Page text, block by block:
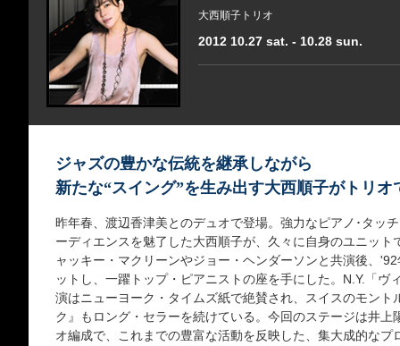
大西順子トリオ
2012 10.27 sat. - 10.28 sun.
ジャズの豊かな伝統を継承しながら
新たな“スイング”を生み出す大西順子がトリオ
昨年春、渡辺香津美とのデュオで登場。強力なピアノ･タッ
ーディエンスを魅了した大西順子が、久々に自身のユニット
ャッキー・マクリーンやジョー・ヘンダーソンと共演後、
ットし、一躍トップ・ピアニストの座を手にした。N.Y.「ヴ
演はニューヨーク・タイムズ紙で絶賛され、スイスのモン
ク』もロング・セラーを続けている。今回のステージは井
オ編成で、これまでの豊富な活動を反映した、集大成的な